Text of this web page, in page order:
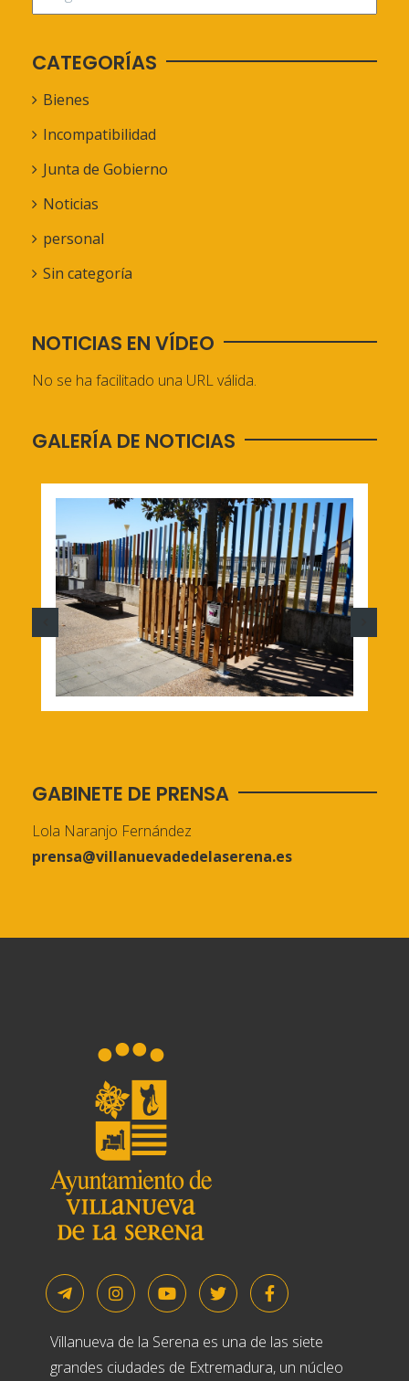
CATEGORÍAS
Bienes
Incompatibilidad
Junta de Gobierno
Noticias
personal
Sin categoría
NOTICIAS EN VÍDEO
No se ha facilitado una URL válida.
GALERÍA DE NOTICIAS
GABINETE DE PRENSA
Lola Naranjo Fernández
prensa@villanuevadedelaserena.es
Villanueva de la Serena es una de las siete
grandes ciudades de Extremadura, un núcleo